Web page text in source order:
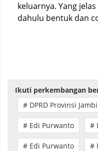
keluarnya. Yang
dahulu bentuk dan
Ikuti perkembangan
# DPRD Provinsi Jambi
# Edi Purwanto #
# Edi Purwanto #